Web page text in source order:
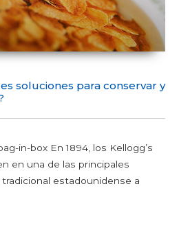
soluciones para conservar y
in-box En 1894, los Kellogg’s
en una de las principales
estadounidense a